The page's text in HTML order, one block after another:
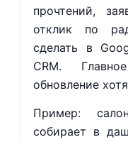
прочтений,
отклик по
сделать в
CRM.
обновление
Пример:
собирает в